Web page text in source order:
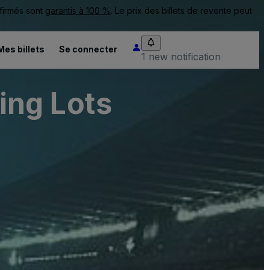
sont garantis à 100 %. Le prix des billets de revente peut
billets Se connecter
1 new notification
Lots